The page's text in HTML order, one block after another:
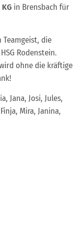
in Brensbach für
die
Rodenstein.
ohne die kräftige
Jana, Josi, Jules,
Mira, Janina,